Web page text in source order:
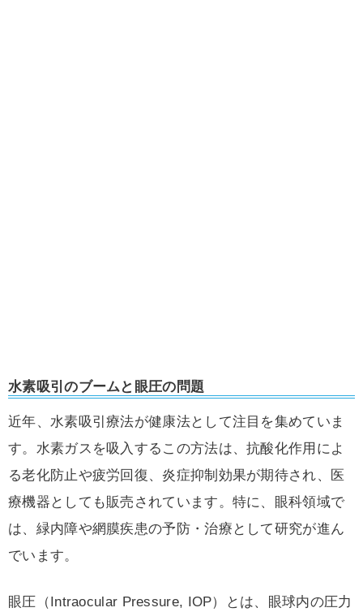
水素吸引のブームと眼圧の問題
近年、水素吸引療法が健康法として注目を集めていま
す。水素ガスを吸入するこの方法は、抗酸化作用によ
る老化防止や疲労回復、炎症抑制効果が期待され、医
療機器としても販売されています。特に、眼科領域で
は、緑内障や網膜疾患の予防・治療として研究が進ん
でいます。
眼圧（Intraocular Pressure, IOP）とは、眼球内の圧力